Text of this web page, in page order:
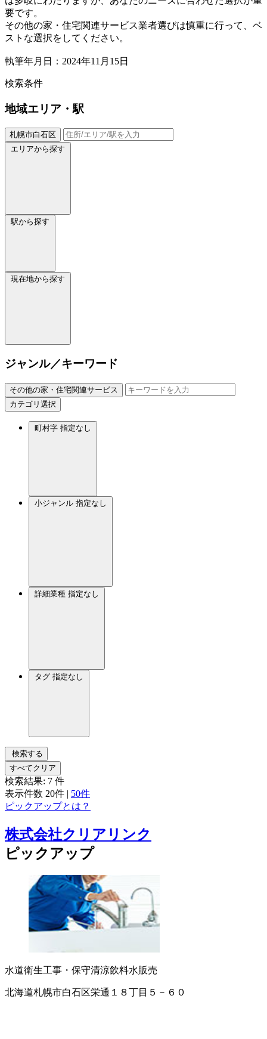
要です。
その他の家・住宅関連サービス業者選びは慎重に行って、ベ
ストな選択をしてください。
執筆年月日：2024年11月15日
検索条件
地域エリア・駅
札幌市白石区
エリアから探す
駅から探す
現在地から探す
ジャンル／キーワード
その他の家・住宅関連サービス
カテゴリ選択
町村字 指定なし
小ジャンル 指定なし
詳細業種 指定なし
タグ 指定なし
検索する
すべてクリア
検索結果: 7 件
表示件数 20件 | 50件
ピックアップとは？
株式会社クリアリンク
ピックアップ
水道衛生工事・保守清涼飲料水販売
北海道札幌市白石区栄通１８丁目５－６０